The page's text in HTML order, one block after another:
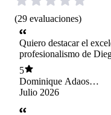
(29 evaluaciones)
Quiero destacar el
profesionalismo de
sesión demostró un
comprometido con mi
tiempo para evaluar mi
explicar cada
adaptar los ejercicios a
5
Dominique Adaos
Orrego
Julio 2026